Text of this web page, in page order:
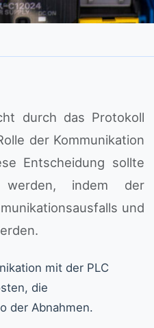
durch das Protokoll
der Kommunikation
Entscheidung sollte
indem der
und
mit der PLC
die
der Abnahmen.